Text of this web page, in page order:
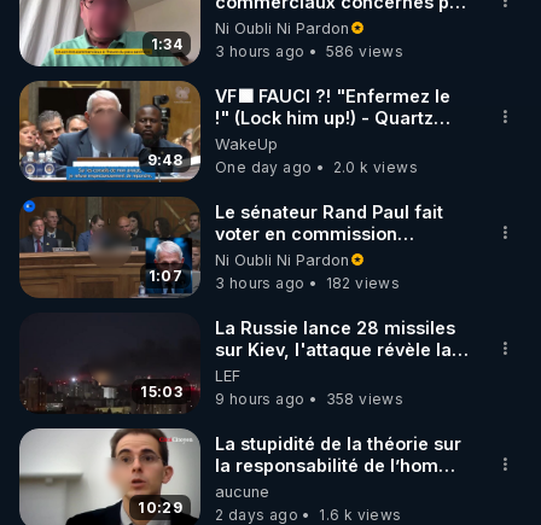
Rendez-vous sur
http://rgnr.li/lechoubrave
code : REGENERE10
▶ 30 jours gratuit sur l’application de méditation et
de bien-être ENVOL :
Rendez-vous sur https://www.envol.app/code
le code : REGENERE
1:34
l'obligation dans toute la
France
Ni Oubli Ni Pardon
3 hours ago
586 views
9:48
VF🟩 FAUCI ?! "Enfermez le
!" (Lock him up!) - Quartz
Traduction
WakeUp
One day ago
2.0 k views
1:07
Le sénateur Rand Paul fait
voter en commission
l'outrage au Congrès contre
Anthony Fauci
Ni Oubli Ni Pardon
3 hours ago
182 views
15:03
La Russie lance 28 missiles
sur Kiev, l'attaque révèle la
faiblesse de Kiev
LEF
9 hours ago
358 views
10:29
La stupidité de la théorie sur
la responsabilité de l’homme
concernant le dioxyde de
carbone.
aucune
2 days ago
1.6 k views